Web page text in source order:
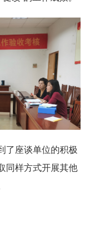
了座谈单位的积极
同样方式开展其他